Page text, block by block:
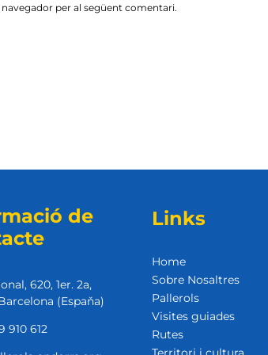
per al següent comentari.
de
620, 1er. 2a,
(Espaňa)
910 612
Links
Home
Sobre Nosaltres
Pallerols
Visites guiades
Rutes